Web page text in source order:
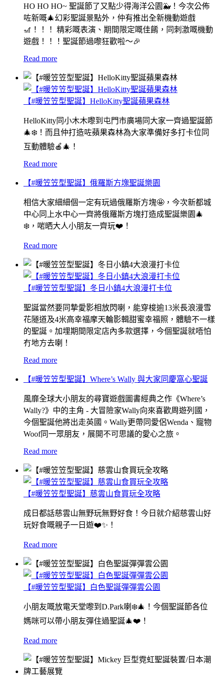
HO HO HO~ 聖誕節了又點少得海洋公園🐳！今次公佈
咗新嘅🎄幻彩聖誕景點外，仲有推出全新機動遊戲
🎢！！！ 精彩嘅表演、期間限定嘅佳餚，同刺激嘅機動
遊戲！！！聖誕節過嚟狂歡啦～🎉
Read more
【#暖笠笠型聖誕】HelloKitty聖誕蘋果森林
HelloKitty同小木木嚟到屯門市廣場同大家一齊過聖誕節
🎄❄️！而且仲打造咗蘋果森林為大家準備好多打卡位同
互動體驗🍎🎄！
Read more
【#暖笠笠型聖誕】俄羅斯方塊聖誕樂園
相信大家細細個一定有玩過俄羅斯方塊🤩，今次新都城
中心同上水中心一齊將俄羅斯方塊打造成聖誕樂園🎄
❄️，啱晒大人小朋友一齊玩❤️！
Read more
【#暖笠笠型聖誕】冬日小鎮4大浪漫打卡位
聖誕當然要同摯愛影相放閃喇，能穿梭逾13米長浪漫雪
花隧道及4米高幸福摩天輪影輯甜蜜幸福照，體驗不一樣
的聖誕。加埋期間限定店內多款選擇，今個聖誕就唔怕
冇地方去喇！
Read more
【#暖笠笠型聖誕】Where’s Wally 與大家同慶窩心聖誕
風靡全球大小朋友的尋寶遊戲圖書經典之作《Where’s
Wally?》中的主角 - 大冒險家Wally向來喜歡周遊列國，
今個聖誕他將出走英國。Wally更帶同愛侶Wenda、寵物
Woof同一眾朋友，展開不可思議的愛心之旅。
Read more
【#暖笠笠型聖誕】慈雲山食買玩全攻略
成日都話慈雲山無野玩無野好食！今日就介紹慈雲山好
玩好食嘅親子一日遊❤️✨！
Read more
【#暖笠笠型聖誕】白色聖誕彈彈雲公園
小朋友嘅放電天堂嚟到D.Park喇❄️🎄！今個聖誕節各位
媽咪可以帶小朋友彈住過聖誕🎄❤️！
Read more